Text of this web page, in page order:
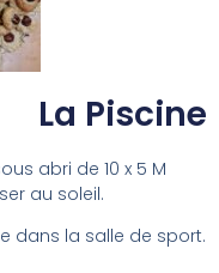
La Piscine
abri de 10 x 5 M
au soleil.
dans la salle de sport.